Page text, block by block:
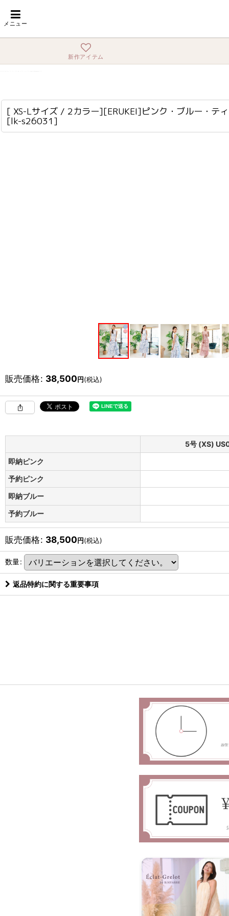
メニュー
新作アイテム
ホーム
[ XS-Lサイズ / 2カラー][ERUKEI]ピンク・ブルー・テ
[lk-s26031 ]
販売価格: 38,500円(税込)
5号 (XS)
即納ピンク
予約ピンク
即納ブルー
予約ブルー
販売価格: 38,500円(税込)
数量:
返品特約に関する重要事項